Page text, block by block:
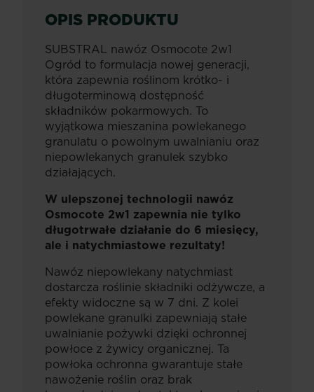
OPIS PRODUKTU
SUBSTRAL nawóz Osmocote 2w1
Ogród to formulacja nowej generacji,
która zapewnia roślinom krótko- i
długoterminową dostępność
składników pokarmowych. To
wyjątkowa mieszanina powlekanego
granulatu o powolnym uwalnianiu oraz
niepowlekanych granulek szybko
działających.
W ulepszonej technologii nawóz
Osmocote 2w1 zapewnia nie tylko
długotrwałe działanie do 6 miesięcy,
ale i natychmiastowe rezultaty!
Nawóz niepowlekany natychmiast
dostarcza roślinie składniki odżywcze, a
efekty widoczne są w 7 dni. Z kolei
powlekane granulki zapewniają stałe
uwalnianie pożywki dzięki ochronnej
powłoce z żywicy organicznej. Ta
powłoka ochronna gwarantuje stałe
nawożenie roślin oraz brak